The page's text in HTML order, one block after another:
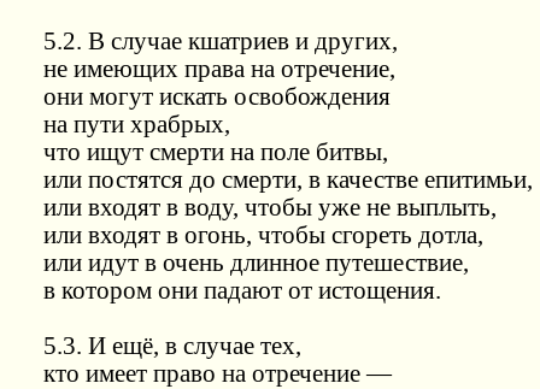
5.2. В случае кшатриев и других,
не имеющих права на отречение,
они могут искать освобождения
на пути храбрых,
что ищут смерти на поле битвы,
или постятся до смерти, в качестве епитимьи,
или входят в воду, чтобы уже не выплыть,
или входят в огонь, чтобы сгореть дотла,
или идут в очень длинное путешествие,
в котором они падают от истощения.
5.3. И ещё, в случае тех,
кто имеет право на отречение —